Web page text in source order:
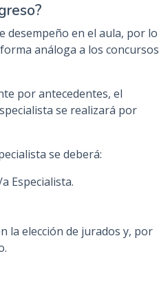
desempeño en el aula, por lo
análoga a los concursos
por antecedentes, el
se realizará por
se deberá:
Especialista.
la elección de jurados y, por